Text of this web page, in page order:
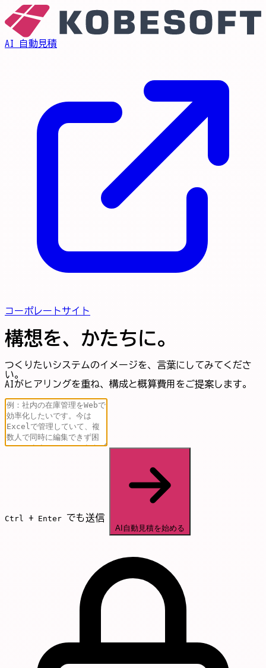
AI 自動見積
コーポレートサイト
構想を、かたちに。
つくりたいシステムのイメージを、言葉にしてみてくださ
い。
AIがヒアリングを重ね、構成と概算費用をご提案します。
Ctrl + Enter でも送信
AI自動見積を始める